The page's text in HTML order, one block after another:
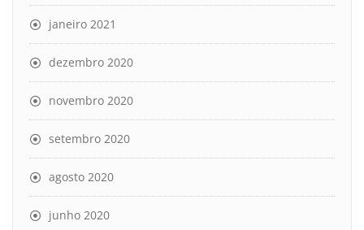
janeiro 2021
dezembro 2020
novembro 2020
setembro 2020
agosto 2020
junho 2020